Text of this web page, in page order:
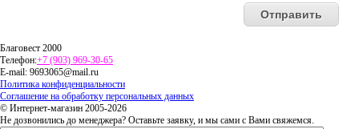
Благовест 2000
Телефон:+7 (903) 969-30-65
E-mail: 9693065@mail.ru
Политика конфиденциальности
Соглашение на обработку персональных данных
© Интернет-магазин 2005-2026
Не дозвонились до менеджера? Оставьте заявку, и мы сами с Вами свяжемся.